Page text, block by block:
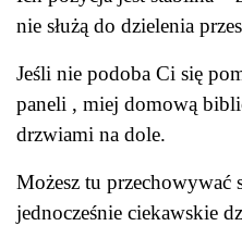
nie służą do dzielenia
Jeśli nie podoba Ci się
paneli , miej domową
drzwiami na dole.
Możesz tu przechowywać
jednocześnie ciekawskie